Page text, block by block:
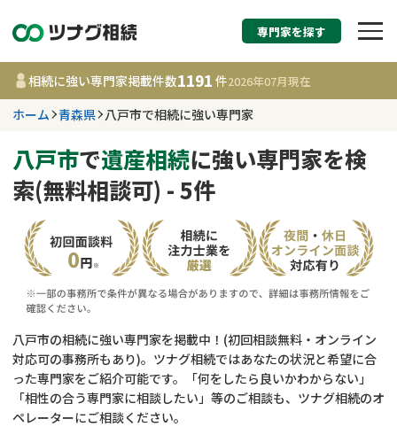
相続税申告・相続手
す
青森県
事務所
相談内容で探す
相続登記
遺留分侵害額請求
コラム
相続手続き
専門家を探す
相続に強い専門家掲載件数1191 件2026年07月現在
ホーム 青森県 八戸市で相続に強い専門家
八戸市で遺産相続に強い専門家を検
索(無料相談可) - 5件
八戸市の相続に強い専門家を掲載中！(初回相談無料・オンライン
対応可の事務所もあり)。ツナグ相続ではあなたの状況と希望に合
った専門家をご紹介可能です。「何をしたら良いかわからない」
「相性の合う専門家に相談したい」等のご相談も、ツナグ相続のオ
ペレーターにご相談ください。